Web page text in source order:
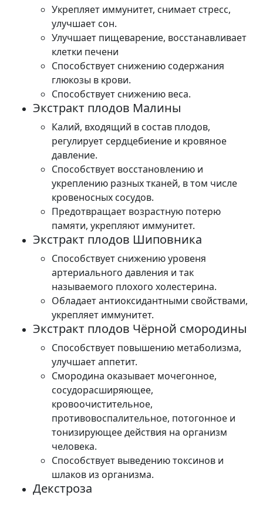
Укрепляет иммунитет, снимает стресс,
улучшает сон.
Улучшает пищеварение, восстанавливает
клетки печени
Способствует снижению содержания
глюкозы в крови.
Способствует снижению веса.
Экстракт плодов Малины
Калий, входящий в состав плодов,
регулирует сердцебиение и кровяное
давление.
Способствует восстановлению и
укреплению разных тканей, в том числе
кровеносных сосудов.
Предотвращает возрастную потерю
памяти, укрепляют иммунитет.
Экстракт плодов Шиповника
Способствует снижению уровеня
артериального давления и так
называемого плохого холестерина.
Обладает антиоксидантными свойствами,
укрепляет иммунитет.
Экстракт плодов Чёрной смородины
Способствует повышению метаболизма,
улучшает аппетит.
Смородина оказывает мочегонное,
сосудорасширяющее,
кровоочистительное,
противовоспалительное, потогонное и
тонизирующее действия на организм
человека.
Способствует выведению токсинов и
шлаков из организма.
Декстроза